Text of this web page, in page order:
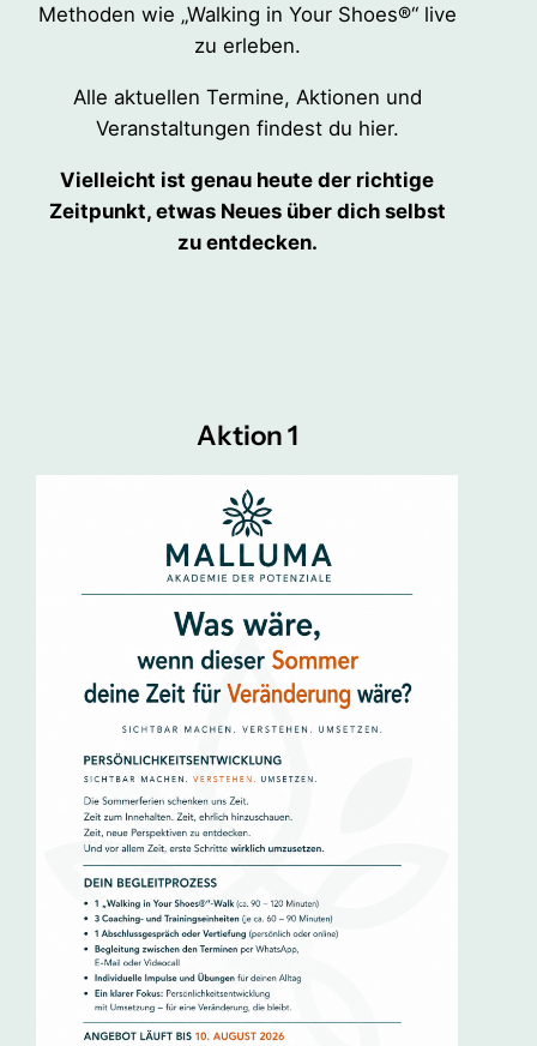
Methoden wie „Walking in Your Shoes®“ live
zu erleben.
Alle aktuellen Termine, Aktionen und
Veranstaltungen findest du hier.
Vielleicht ist genau heute der richtige
Zeitpunkt, etwas Neues über dich selbst
zu entdecken.
Aktion 1